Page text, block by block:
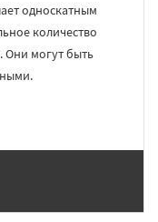
×
односкатным
количество
Они могут быть
×